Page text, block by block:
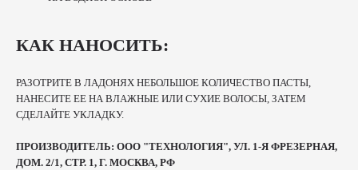
КАК НАНОСИТЬ:
РАЗОТРИТЕ В ЛАДОНЯХ НЕБОЛЬШОЕ КОЛИЧЕСТВО ПАСТЫ,
НАНЕСИТЕ ЕЕ НА ВЛАЖНЫЕ ИЛИ СУХИЕ ВОЛОСЫ, ЗАТЕМ
СДЕЛАЙТЕ УКЛАДКУ.
ПРОИЗВОДИТЕЛЬ: ООО "ТЕХНОЛОГИЯ", УЛ. 1-Я ФРЕЗЕРНАЯ,
ДОМ. 2/1, СТР. 1, Г. МОСКВА, РФ